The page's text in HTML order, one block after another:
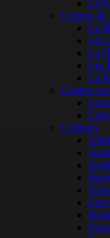
Centres
La
Les
La
Les
La
Centres
Collèges